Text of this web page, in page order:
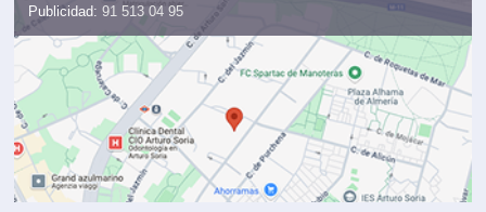
Publicidad: 91 513 04 95